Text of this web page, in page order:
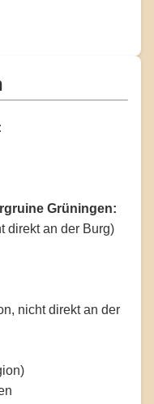
Grüningen:
direkt an der Burg)
nicht direkt an der